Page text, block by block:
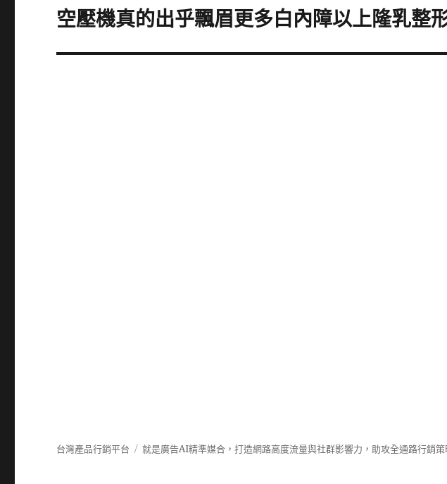
章:
下
篇
空壓機真的出乎飄眉更多白內障以上隆乳整
台灣產品行銷平台 就是廣告AI精準媒合，打造網路高度流量與社群影響力，助攻全通路行銷